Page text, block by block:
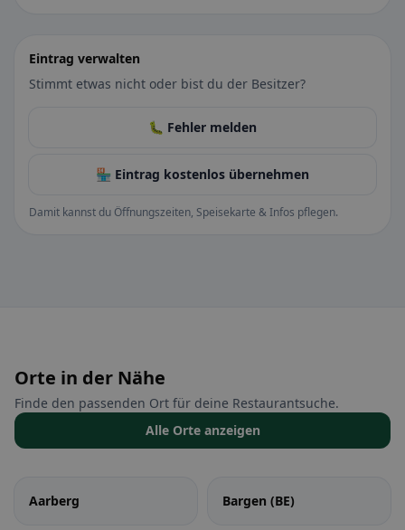
Eintrag verwalten
Stimmt etwas nicht oder bist du der Besitzer?
🐛 Fehler melden
🏪 Eintrag kostenlos übernehmen
Damit kannst du Öffnungszeiten, Speisekarte & Infos pflegen.
Orte in der Nähe
Finde den passenden Ort für deine Restaurantsuche.
Alle Orte anzeigen
Aarberg Bargen (BE)